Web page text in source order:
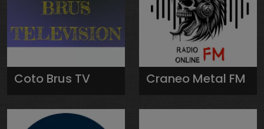
Coto Brus TV Craneo Metal FM